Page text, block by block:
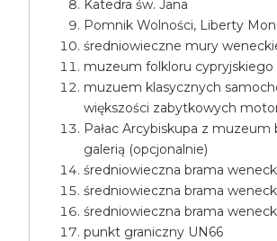
Katedra św. Jana
Pomnik Wolności, Liberty
średniowieczne mury
muzeum folkloru cypryjskiego
muzuem klasycznych
większości zabytkowych
Pałac Arcybiskupa z muzeum
galerią (opcjonalnie)
średniowieczna brama
średniowieczna brama
średniowieczna brama
punkt graniczny UN66